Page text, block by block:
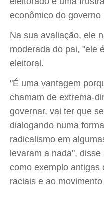
econômico do governo
Na sua avaliação, ele
moderada do pai, "ele
eleitoral.
"É uma vantagem
chamam de extrema-
governar, vai ter que
dialogando numa
radicalismo em
levaram a nada",
como exemplo
raciais e ao